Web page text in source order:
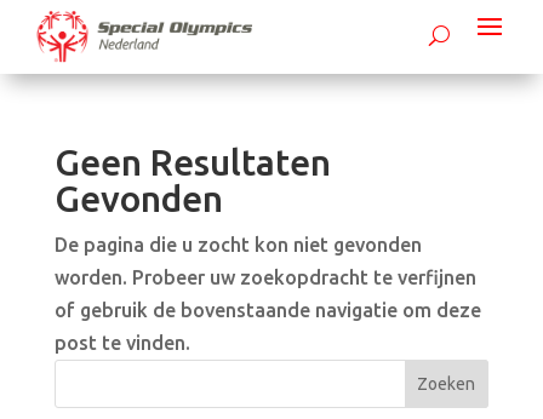
Geen Resultaten
Gevonden
De pagina die u zocht kon niet gevonden
worden. Probeer uw zoekopdracht te verfijnen
of gebruik de bovenstaande navigatie om deze
post te vinden.
Zoeken